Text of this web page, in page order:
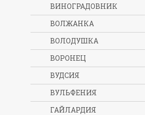
ВИНОГРАДОВНИК
ВОЛЖАНКА
ВОЛОДУШКА
ВОРОНЕЦ
ВУДСИЯ
ВУЛЬФЕНИЯ
ГАЙЛАРДИЯ